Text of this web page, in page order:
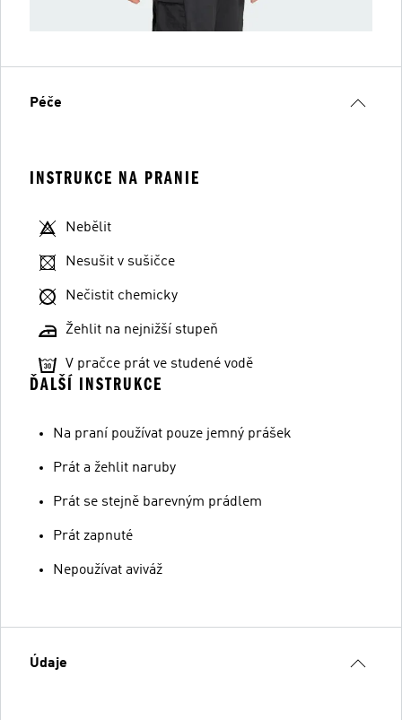
Péče
INSTRUKCE NA PRANIE
Nebělit
Nesušit v sušičce
Nečistit chemicky
Žehlit na nejnižší stupeň
V pračce prát ve studené vodě
ĎALŠÍ INSTRUKCE
Na praní používat pouze jemný prášek
Prát a žehlit naruby
Prát se stejně barevným prádlem
Prát zapnuté
Nepoužívat aviváž
Údaje